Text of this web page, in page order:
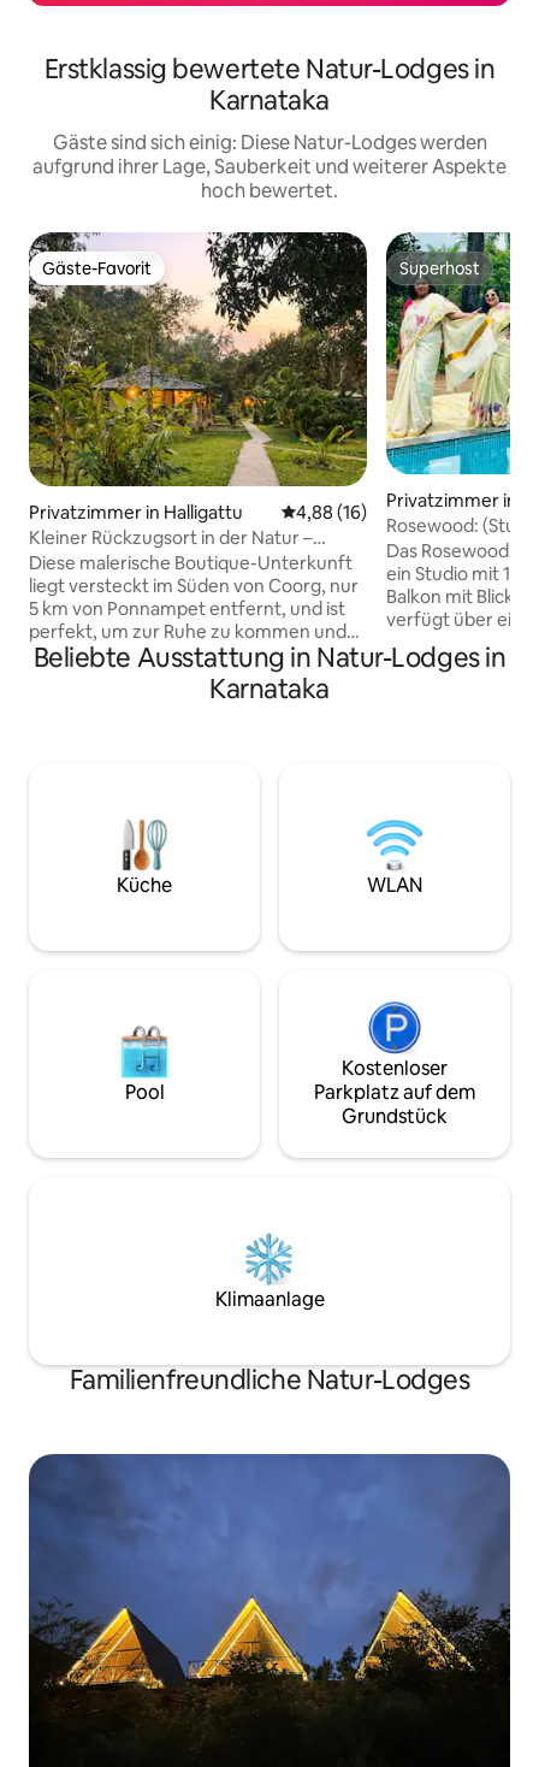
Erstklassig bewertete Natur-Lodges in
Karnataka
Gäste sind sich einig: Diese Natur-Lodges werden
aufgrund ihrer Lage, Sauberkeit und weiterer Aspekte
hoch bewertet.
Gäste-Favorit
Gäste-Favorit
Privatzimmer in Halligattu Durchschnittliche Bewertung:
4,88 (16)
Kleiner Rückzugsort in der Natur –
Lagerfeuer & Frühstück
Diese malerische Boutique-Unterkunft
liegt versteckt im Süden von Coorg, nur
5 km von Ponnampet entfernt, und ist
perfekt, um zur Ruhe zu kommen und
wieder in Einklang mit der Natur zu
frischer Luft, dem beruhigenden
gemütlichen Lagerfeuer unter dem
Sternenhimmel, genieße die Ruhe der
ländlichen Umgebung und lass dich vom
langsamen Tempo der Natur
einen ruhigen Aufenthalt inmitten der
Superhost
Superhost
Privatzimmer in
Rosewood:
Wayanad
Das Rosewood
ein Studio mit 1
Balkon mit Blick
verfügt über eine
das Reisfeld. Die
idyllischen Dorf
unterstützt du die
indigenen
Unternehmen,
Beliebte Ausstattung in Natur-Lodges in
Karnataka
Küche WLAN
Pool
Kostenloser
Parkplatz auf dem
Grundstück
Klimaanlage
Familienfreundliche Natur-Lodges